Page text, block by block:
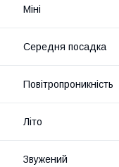
Міні
Середня посадка
Повітропроникність
Літо
Звужений